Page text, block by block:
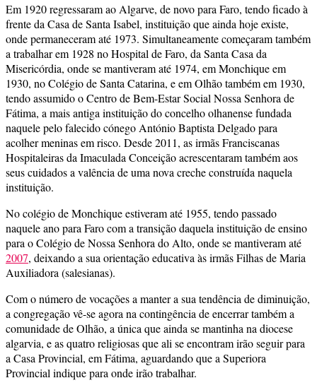
Em 1920 regressaram ao Algarve, de novo para Faro, tendo ficado à
frente da Casa de Santa Isabel, instituição que ainda hoje existe,
onde permaneceram até 1973. Simultaneamente começaram também
a trabalhar em 1928 no Hospital de Faro, da Santa Casa da
Misericórdia, onde se mantiveram até 1974, em Monchique em
1930, no Colégio de Santa Catarina, e em Olhão também em 1930,
tendo assumido o Centro de Bem-Estar Social Nossa Senhora de
Fátima, a mais antiga instituição do concelho olhanense fundada
naquele pelo falecido cónego António Baptista Delgado para
acolher meninas em risco. Desde 2011, as irmãs Franciscanas
Hospitaleiras da Imaculada Conceição acrescentaram também aos
seus cuidados a valência de uma nova creche construída naquela
instituição.
No colégio de Monchique estiveram até 1955, tendo passado
naquele ano para Faro com a transição daquela instituição de ensino
para o Colégio de Nossa Senhora do Alto, onde se mantiveram até
2007, deixando a sua orientação educativa às irmãs Filhas de Maria
Auxiliadora (salesianas).
Com o número de vocações a manter a sua tendência de diminuição,
a congregação vê-se agora na contingência de encerrar também a
comunidade de Olhão, a única que ainda se mantinha na diocese
algarvia, e as quatro religiosas que ali se encontram irão seguir para
a Casa Provincial, em Fátima, aguardando que a Superiora
Provincial indique para onde irão trabalhar.